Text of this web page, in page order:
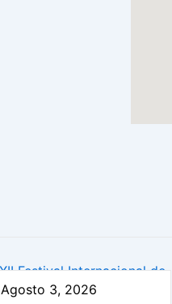
Agosto 3, 2026